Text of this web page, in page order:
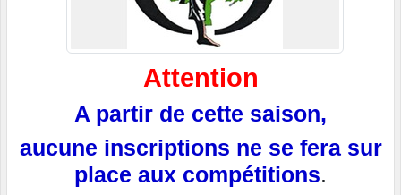
Attention
A partir de cette saison,
aucune inscriptions ne se fera sur
place aux compétitions.